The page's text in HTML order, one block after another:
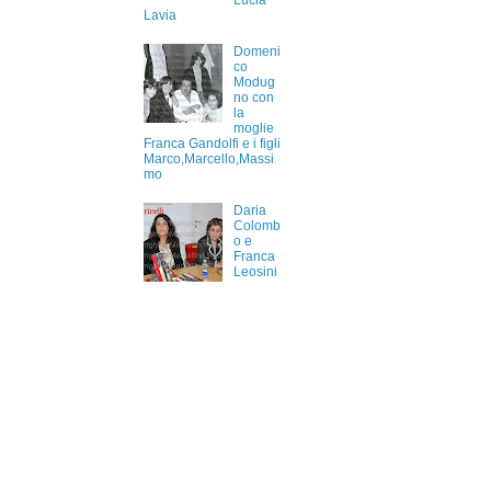
Lavia
Domeni
co
Modug
no con
la
moglie
Franca Gandolfi e i figli
Marco,Marcello,Massi
mo
Daria
Colomb
o e
Franca
Leosini